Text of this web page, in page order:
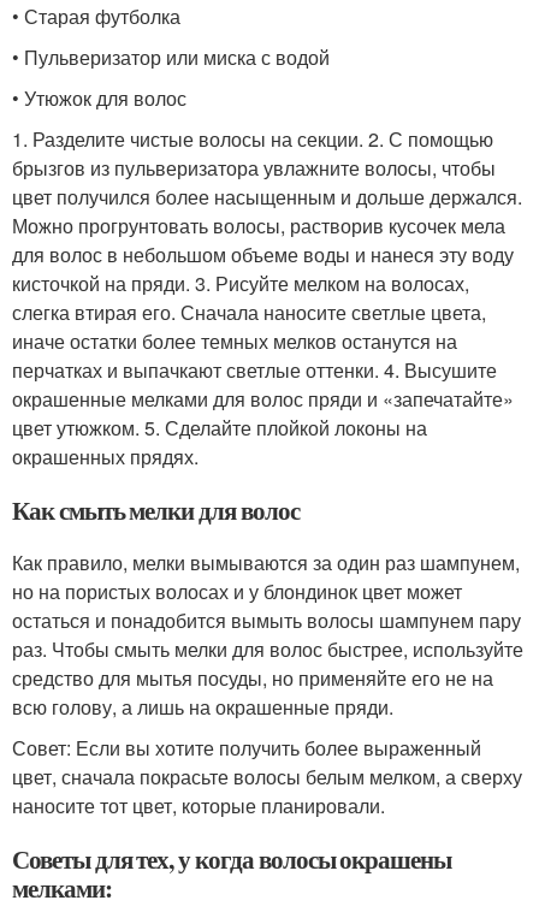
• Старая футболка
• Пульверизатор или миска с водой
• Утюжок для волос
1. Разделите чистые волосы на секции. 2. С помощью
брызгов из пульверизатора увлажните волосы, чтобы
цвет получился более насыщенным и дольше держался.
Можно прогрунтовать волосы, растворив кусочек мела
для волос в небольшом объеме воды и нанеся эту воду
кисточкой на пряди. 3. Рисуйте мелком на волосах,
слегка втирая его. Сначала наносите светлые цвета,
иначе остатки более темных мелков останутся на
перчатках и выпачкают светлые оттенки. 4. Высушите
окрашенные мелками для волос пряди и «запечатайте»
цвет утюжком. 5. Сделайте плойкой локоны на
окрашенных прядях.
Как смыть мелки для волос
Как правило, мелки вымываются за один раз шампунем,
но на пористых волосах и у блондинок цвет может
остаться и понадобится вымыть волосы шампунем пару
раз. Чтобы смыть мелки для волос быстрее, используйте
средство для мытья посуды, но применяйте его не на
всю голову, а лишь на окрашенные пряди.
Совет: Если вы хотите получить более выраженный
цвет, сначала покрасьте волосы белым мелком, а сверху
наносите тот цвет, которые планировали.
Советы для тех, у когда волосы окрашены
мелками: